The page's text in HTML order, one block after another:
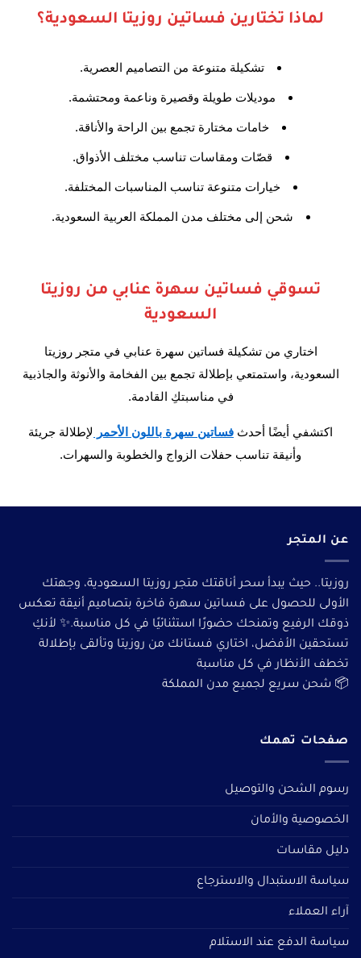
لماذا تختارين فساتين روزيتا السعودية؟
تشكيلة متنوعة من التصاميم العصرية.
موديلات طويلة وقصيرة وناعمة ومحتشمة.
خامات مختارة تجمع بين الراحة والأناقة.
قصّات ومقاسات تناسب مختلف الأذواق.
خيارات متنوعة تناسب المناسبات المختلفة.
شحن إلى مختلف مدن المملكة العربية السعودية.
تسوقي فساتين سهرة عنابي من روزيتا
السعودية
اختاري من تشكيلة فساتين سهرة عنابي في متجر روزيتا
السعودية، واستمتعي بإطلالة تجمع بين الفخامة والأنوثة والجاذبية
في مناسبتكِ القادمة.
اكتشفي أيضًا أحدث فساتين سهرة باللون الأحمر لإطلالة جريئة
وأنيقة تناسب حفلات الزواج والخطوبة والسهرات.
عن المتجر
روزيتا.. حيث يبدأ سحر أناقتك متجر روزيتا السعودية، وجهتك
الأولى للحصول على فساتين سهرة فاخرة بتصاميم أنيقة تعكس
ذوقك الرفيع وتمنحك حضورًا استثنائيًا في كل مناسبة.✨ لأنكِ
تستحقين الأفضل، اختاري فستانك من روزيتا وتألقى بإطلالة
تخطف الأنظار في كل مناسبة
📦 شحن سريع لجميع مدن المملكة
صفحات تهمك
رسوم الشحن والتوصيل
الخصوصية والأمان
دليل مقاسات
سياسة الاستبدال والاسترجاع
آراء العملاء
سياسة الدفع عند الاستلام